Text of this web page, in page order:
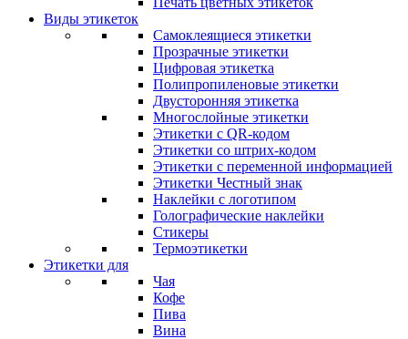
Виды этикеток
Самоклеящиеся этикетки
Прозрачные этикетки
Цифровая этикетка
Полипропиленовые этикетки
Двусторонняя этикетка
Многослойные этикетки
Этикетки с QR-кодом
Этикетки со штрих-кодом
Этикетки с переменной информацией
Этикетки Честный знак
Наклейки с логотипом
Голографические наклейки
Стикеры
Термоэтикетки
Этикетки для
Чая
Кофе
Пива
Вина